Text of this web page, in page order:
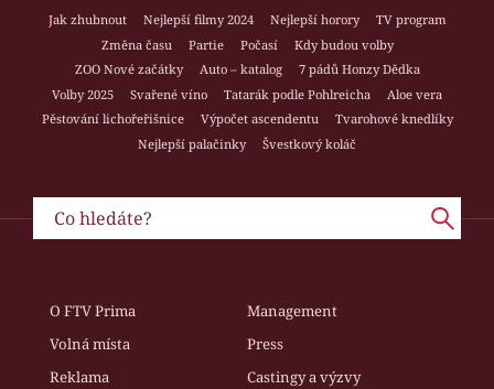
Jak zhubnout Nejlepší filmy 2024 Nejlepší horory
TV program
Změna času
Partie Počasí
Kdy budou volby
ZOO Nové začátky
Auto – katalog
7 pádů Honzy Dědka
Volby 2025
Svařené víno Tatarák podle Pohlreicha
Aloe vera
Pěstování lichořeřišnice
Výpočet ascendentu
Tvarohové knedlíky
Nejlepší palačinky
Švestkový koláč
O FTV Prima
Management
Volná místa
Press
Reklama
Castingy a výzvy